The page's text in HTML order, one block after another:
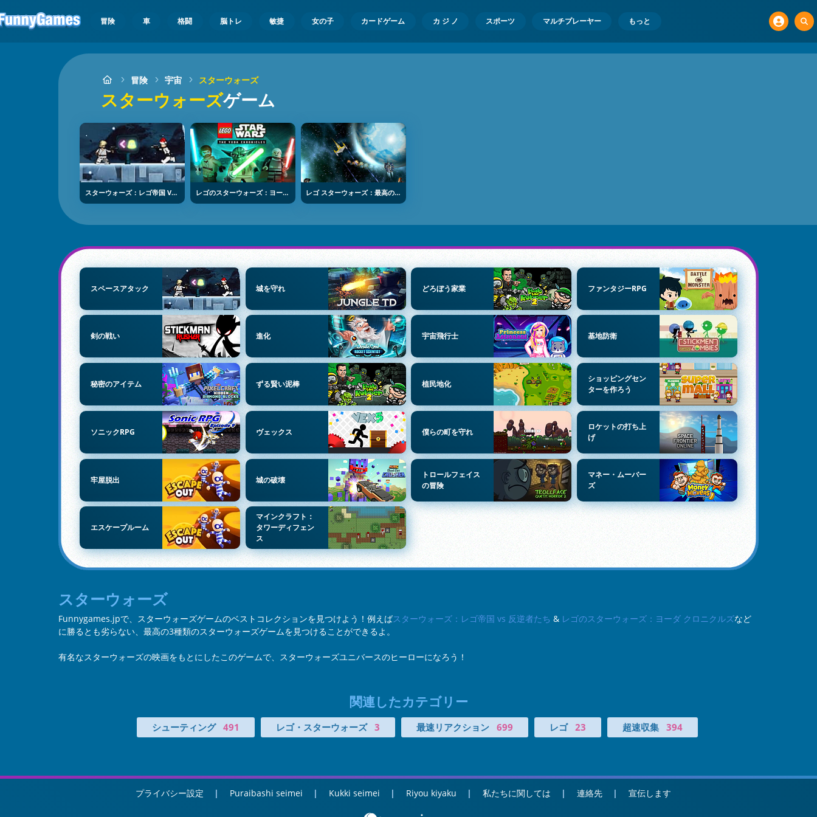
冒険 車 格闘 脳トレ 敏捷 女の子 カードゲーム カ ジ ノ スポーツ マルチプレーヤー もっと
冒険 宇宙 スターウォーズ
スターウォーズゲーム
スターウォーズ：レゴ帝国 Vs 反逆者たち レゴのスターウォーズ：ヨーダ クロニクルズ レゴ スターウォーズ：最高の攻撃2
スペースアタック 城を守れ どろぼう家業 ファンタジーRPG
剣の戦い 進化 宇宙飛行士 基地防衛
秘密のアイテム ずる賢い泥棒 植民地化
ショッピングセン
ターを作ろう
ソニックRPG ヴェックス 僕らの町を守れ
ロケットの打ち上
げ
牢屋脱出 城の破壊
トロールフェイス
の冒険
マネー・ムーバー
ズ
エスケープルーム
マインクラフト：
タワーディフェン
ス
スターウォーズ
Funnygames.jpで、スターウォーズゲームのベストコレクションを見つけよう！例えばスターウォーズ：レゴ帝国 vs 反逆者たち & レゴのスターウォーズ：ヨーダ クロニクルズなど
に勝るとも劣らない、最高の3種類のスターウォーズゲームを見つけることができるよ。
有名なスターウォーズの映画をもとにしたこのゲームで、スターウォーズユニバースのヒーローになろう！
関連したカテゴリー
シューティング 491 レゴ・スターウォーズ 3 最速リアクション 699 レゴ 23 超速収集 394
プライバシー設定 Puraibashi seimei Kukki seimei Riyou kiyaku 私たちに関しては 連絡先 宣伝します